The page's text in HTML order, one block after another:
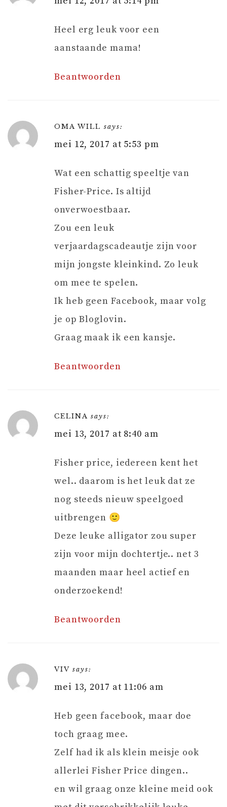
Heel erg leuk voor een
aanstaande mama!
Beantwoorden
OMA WILL says:
mei 12, 2017 at 5:53 pm
Wat een schattig speeltje van
Fisher-Price. Is altijd
onverwoestbaar.
Zou een leuk
verjaardagscadeautje zijn voor
mijn jongste kleinkind. Zo leuk
om mee te spelen.
Ik heb geen Facebook, maar volg
je op Bloglovin.
Graag maak ik een kansje.
Beantwoorden
CELINA says:
mei 13, 2017 at 8:40 am
Fisher price, iedereen kent het
wel.. daarom is het leuk dat ze
nog steeds nieuw speelgoed
uitbrengen 🙂
Deze leuke alligator zou super
zijn voor mijn dochtertje.. net 3
maanden maar heel actief en
onderzoekend!
Beantwoorden
VIV says:
mei 13, 2017 at 11:06 am
Heb geen facebook, maar doe
toch graag mee.
Zelf had ik als klein meisje ook
allerlei Fisher Price dingen..
en wil graag onze kleine meid ook